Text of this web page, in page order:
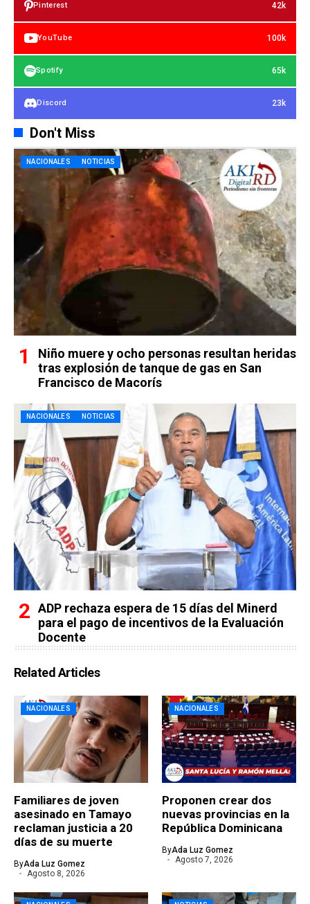
Pinterest 42k
YouTube 100k
Spotify 65k
Discord 23k
Don't Miss
NACIONALES NOTICIAS
Niño muere y ocho personas resultan heridas
tras explosión de tanque de gas en San
Francisco de Macorís
NACIONALES NOTICIAS
ADP rechaza espera de 15 días del Minerd
para el pago de incentivos de la Evaluación
Docente
Related Articles
NACIONALES
Familiares de joven
asesinado en Tamayo
reclaman justicia a 20
días de su muerte
ByAda Luz Gomez
Agosto 8, 2026
NACIONALES
Proponen crear dos
nuevas provincias en la
República Dominicana
ByAda Luz Gomez
Agosto 7, 2026